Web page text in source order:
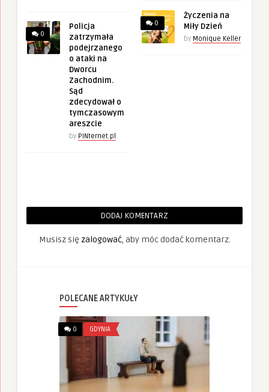
0
Policja
zatrzymała
podejrzanego
o ataki na
Dworcu
Zachodnim.
Sąd
zdecydował o
tymczasowym
areszcie
by PINternet.pl
0
Życzenia na
Miły Dzień
by Monique Keller
DODAJ KOMENTARZ
Musisz się zalogować, aby móc dodać komentarz.
POLECANE ARTYKUŁY
0 GDYNIA